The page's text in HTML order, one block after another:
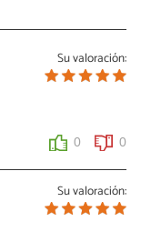
Su valoración:
0 0
Su valoración: